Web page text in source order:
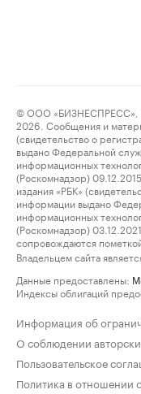
© ООО «БИЗНЕСПРЕСС»,
2026. Сообщения и
(свидетельство о
выдано Федеральной
информационных
(Роскомнадзор)
издания «РБК»
информации выдано
информационных
(Роскомнадзор)
сопровождаются
Владельцем сайта
Данные предоставлены:
Индексы облигаций
Информация об
О соблюдении
Пользовательское
Политика в отношении